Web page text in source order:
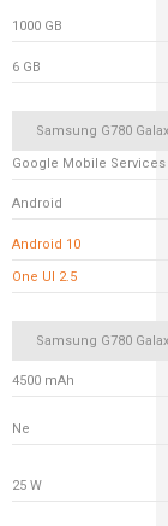
1000 GB
6 GB
Samsung G780
Google Mobile Services
Android
Android 10
One UI 2.5
Samsung G780
4500 mAh
Ne
25 W